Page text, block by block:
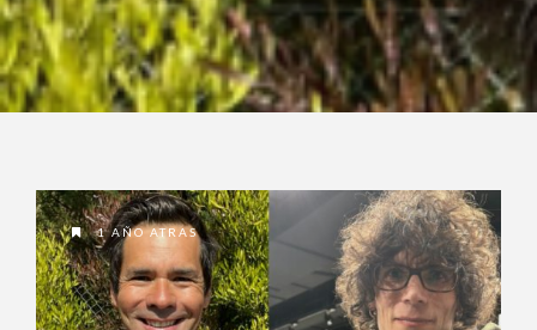
1 AÑO ATRAS